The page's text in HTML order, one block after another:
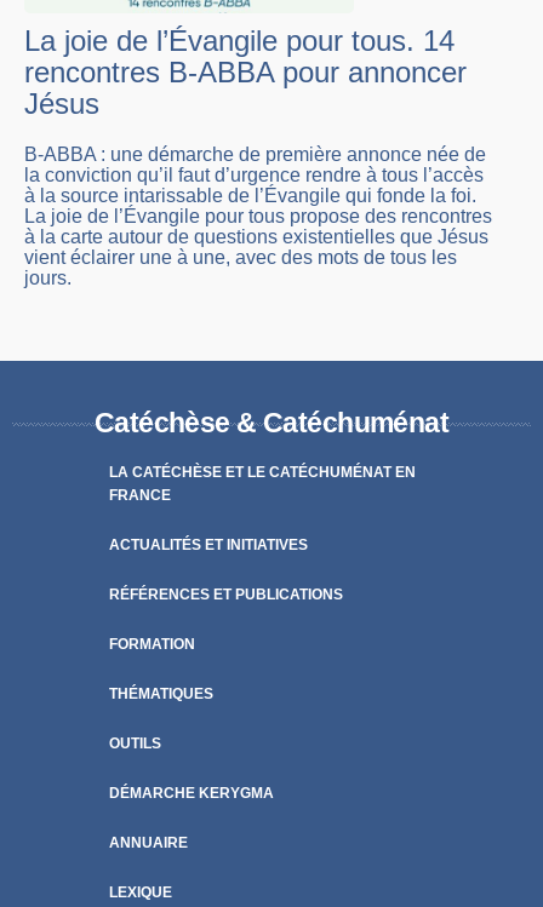
La joie de l’Évangile pour tous. 14
rencontres B-ABBA pour annoncer
Jésus
B-ABBA : une démarche de première annonce née de
la conviction qu’il faut d’urgence rendre à tous l’accès
à la source intarissable de l’Évangile qui fonde la foi.
La joie de l’Évangile pour tous propose des rencontres
à la carte autour de questions existentielles que Jésus
vient éclairer une à une, avec des mots de tous les
jours.
Catéchèse & Catéchuménat
LA CATÉCHÈSE ET LE CATÉCHUMÉNAT EN
FRANCE
ACTUALITÉS ET INITIATIVES
RÉFÉRENCES ET PUBLICATIONS
FORMATION
THÉMATIQUES
OUTILS
DÉMARCHE KERYGMA
ANNUAIRE
LEXIQUE